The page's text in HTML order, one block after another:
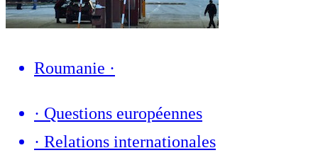
Roumanie ·
· Questions européennes
· Relations internationales